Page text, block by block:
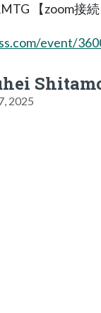
【zoom接
event/
2025